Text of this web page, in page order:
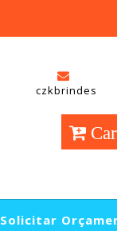
czkbrindes
Solicitar